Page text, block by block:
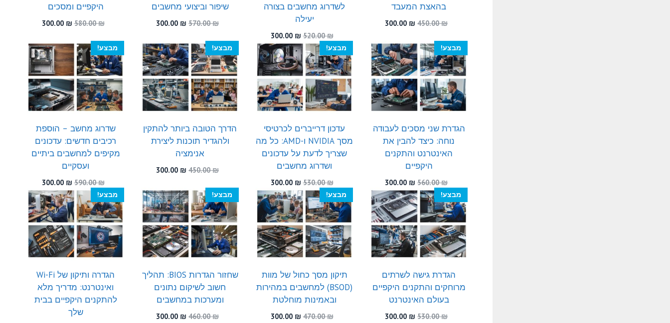
בהאצת המעבד
450.00₪
המחיר
היה:
450.00 ₪.
300.00 ₪
המחיר
הוא:
300.00 ₪.
לשדרוג מחשבים בצורה
יעילה
520.00₪
המחיר
המקורי
היה:
520.00 ₪.
300.00 ₪
הנוכחי
הוא:
300.00 ₪.
שיפור וביצועי מחשבים
570.00₪
המחיר
היה:
570.00 ₪.
300.00 ₪
המחיר
הוא:
300.00 ₪.
היקפיים ומסכים
580.00₪
המחיר
היה:
580.00 ₪.
300.00 ₪
הוא:
300.00 ₪.
מבצע!
הגדרת שני מסכים לעבודה
נוחה: כיצד להבין את
האינטרנט והתקנים
היקפיים
560.00₪
המחיר
המקורי
היה:
560.00 ₪.
300.00 ₪
המחיר
הנוכחי
הוא:
300.00 ₪.
מבצע!
עדכון דרייברים לכרטיסי
מסך NVIDIA ו-AMD: כל מה
שצריך לדעת על עדכונים
ושדרוג מחשבים
530.00₪
המחיר
המקורי
היה:
530.00 ₪.
300.00 ₪
הנוכחי
הוא:
300.00 ₪.
מבצע!
הדרך הטובה ביותר להתקין
ולהגדיר תוכנות ליצירת
אנימציה
450.00₪
המחיר
היה:
450.00 ₪.
300.00 ₪
המחיר
הוא:
300.00 ₪.
מבצע!
שדרוג מחשב – הוספת
רכיבים חדשים: עדכונים
מקיפים למחשבים ביתיים
ועסקיים
590.00₪
המחיר
המקורי
היה:
590.00 ₪.
300.00 ₪
הנוכחי
הוא:
300.00 ₪.
מבצע!
הגדרת גישה לשרתים
מרוחקים והתקנים היקפיים
בעולם האינטרנט
530.00₪
המחיר
300.00 ₪
המחיר
מבצע!
תיקון מסך כחול של מוות
(BSOD) למחשבים במהירות
ובאמינות מוחלטת
470.00₪
המחיר
300.00 ₪
מבצע!
שחזור הגדרות BIOS: תהליך
חשוב לשיקום נתונים
ומערכות במחשבים
460.00₪
המחיר
300.00 ₪
המחיר
מבצע!
הגדרה ותיקון של Wi-Fi
ואינטרנט: מדריך מלא
להתקנים היקפיים בבית
שלך